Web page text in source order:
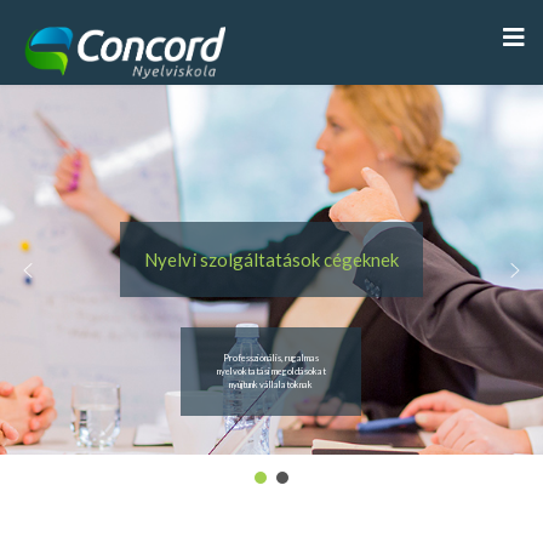
Professzionális, rugalmas
nyelvoktatási megoldásokat
nyújtunk vállalatoknak
Nyelvi szolgáltatások cégeknek